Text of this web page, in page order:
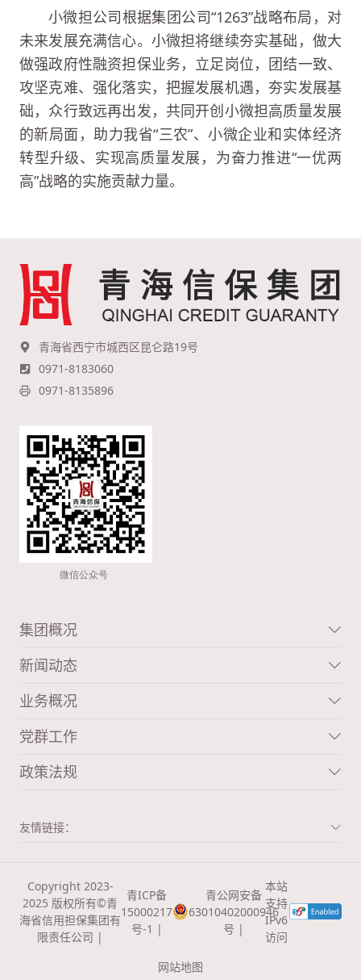
小微担公司根据集团公司“1263”战略布局，对
未来发展充满信心。小微担将继续夯实基础，做大
做强政府性融资担保业务，立足岗位，团结一致、
攻坚克难、强化落实，把握发展机遇，夯实发展基
础，众行致远再出发，共同开创小微担高质量发展
的新局面，助力我省“三农”、小微企业和实体经济
转型升级、实现高质量发展，为奋力推进“一优两
高”战略的实施贡献力量。
青海省西宁市城西区昆仑路19号
0971-8183060
0971-8135896
集团概况
新闻动态
业务概况
党群工作
政策法规
友情链接：
Copyright 2023-
2025 版权所有©青
海省信用担保集团有
限责任公司 |
青ICP备
15000217
号-1 |
青公网安备
63010402000946
号 |
本站
支持
IPv6
访问
网站地图